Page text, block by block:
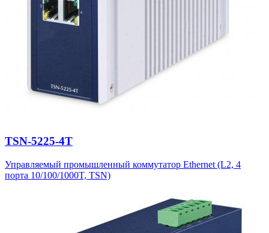
TSN-5225-4T
Управляемый промышленный коммутатор Ethernet (L2, 4
порта 10/100/1000T, TSN)